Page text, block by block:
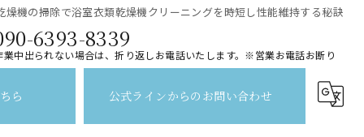
燥機の掃除で浴室衣類乾燥機クリーニングを時短し性能維持する秘訣
6393-8339
業中出られない場合は、折り返しお電話いたします。※営業お電話お断り
ら 公式ラインからのお問い合わせ